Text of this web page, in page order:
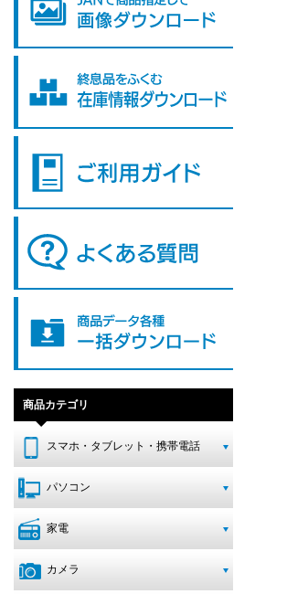
商品カテゴリ
スマホ・タブレット・携帯電話
パソコン
家電
カメラ